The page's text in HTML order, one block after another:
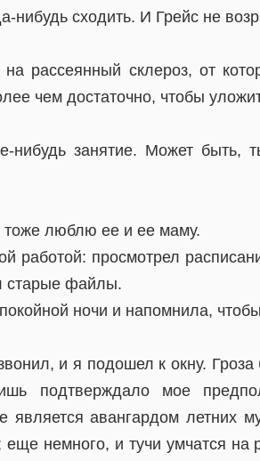
нибудь сходить. И Грейс не
рассеянный склероз, от
чем достаточно, чтобы
занятие. Может быть,
люблю ее и ее маму.
работой: просмотрел
старые файлы.
ночи и напомнила,
и я подошел к окну.
подтверждало мое
является авангардом летних
немного, и тучи умчатся на